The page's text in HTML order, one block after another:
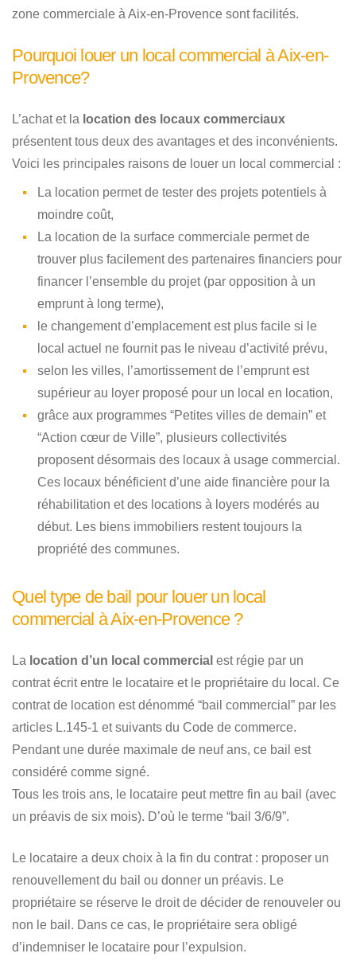
zone commerciale à Aix-en-Provence sont facilités.
Pourquoi louer un local commercial à Aix-en-
Provence?
L’achat et la location des locaux commerciaux
présentent tous deux des avantages et des inconvénients.
Voici les principales raisons de louer un local commercial :
La location permet de tester des projets potentiels à
moindre coût,
La location de la surface commerciale permet de
trouver plus facilement des partenaires financiers pour
financer l’ensemble du projet (par opposition à un
emprunt à long terme),
le changement d’emplacement est plus facile si le
local actuel ne fournit pas le niveau d’activité prévu,
selon les villes, l’amortissement de l’emprunt est
supérieur au loyer proposé pour un local en location,
grâce aux programmes “Petites villes de demain” et
“Action cœur de Ville”, plusieurs collectivités
proposent désormais des locaux à usage commercial.
Ces locaux bénéficient d’une aide financière pour la
réhabilitation et des locations à loyers modérés au
début. Les biens immobiliers restent toujours la
propriété des communes.
Quel type de bail pour louer un local
commercial à Aix-en-Provence ?
La location d’un local commercial est régie par un
contrat écrit entre le locataire et le propriétaire du local. Ce
contrat de location est dénommé “bail commercial” par les
articles L.145-1 et suivants du Code de commerce.
Pendant une durée maximale de neuf ans, ce bail est
considéré comme signé.
Tous les trois ans, le locataire peut mettre fin au bail (avec
un préavis de six mois). D’où le terme “bail 3/6/9”.
Le locataire a deux choix à la fin du contrat : proposer un
renouvellement du bail ou donner un préavis. Le
propriétaire se réserve le droit de décider de renouveler ou
non le bail. Dans ce cas, le propriétaire sera obligé
d’indemniser le locataire pour l’expulsion.